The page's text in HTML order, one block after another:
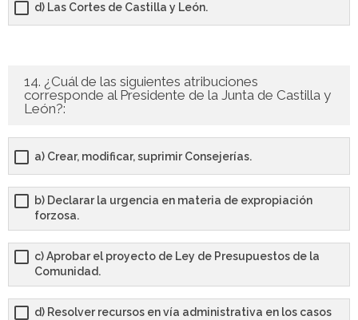
d) Las Cortes de Castilla y León.
14. ¿Cuál de las siguientes atribuciones
corresponde al Presidente de la Junta de Castilla y
León?:
a) Crear, modificar, suprimir Consejerías.
b) Declarar la urgencia en materia de expropiación
forzosa.
c) Aprobar el proyecto de Ley de Presupuestos de la
Comunidad.
d) Resolver recursos en vía administrativa en los casos